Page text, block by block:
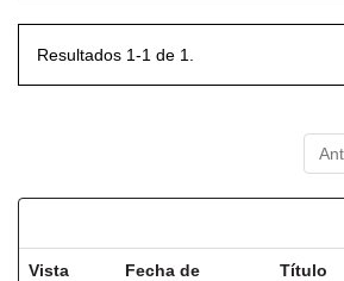
Resultados 1-1 de 1.
Vista
Fecha de
Título